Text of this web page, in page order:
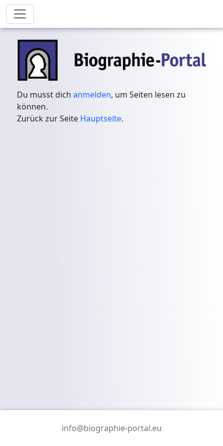
Du musst dichanmelden, um Seiten lesen zu
können.
Zurück zur Seite Hauptseite.
info@biographie-portal.eu